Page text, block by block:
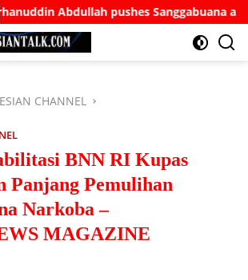
Abdullah pushes Sanggabuana as West
CHANNEL
BNN RI Kupas
Panjang Pemulihan
Narkoba –
MAGAZINE